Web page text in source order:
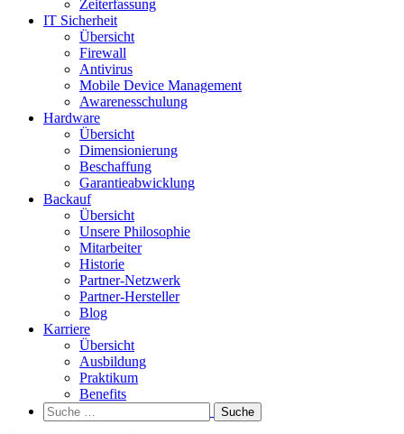
Zeiterfassung
IT Sicherheit
Übersicht
Firewall
Antivirus
Mobile Device Management
Awarenesschulung
Hardware
Übersicht
Dimensionierung
Beschaffung
Garantieabwicklung
Backauf
Übersicht
Unsere Philosophie
Mitarbeiter
Historie
Partner-Netzwerk
Partner-Hersteller
Blog
Karriere
Übersicht
Ausbildung
Praktikum
Benefits
Suche
nach: